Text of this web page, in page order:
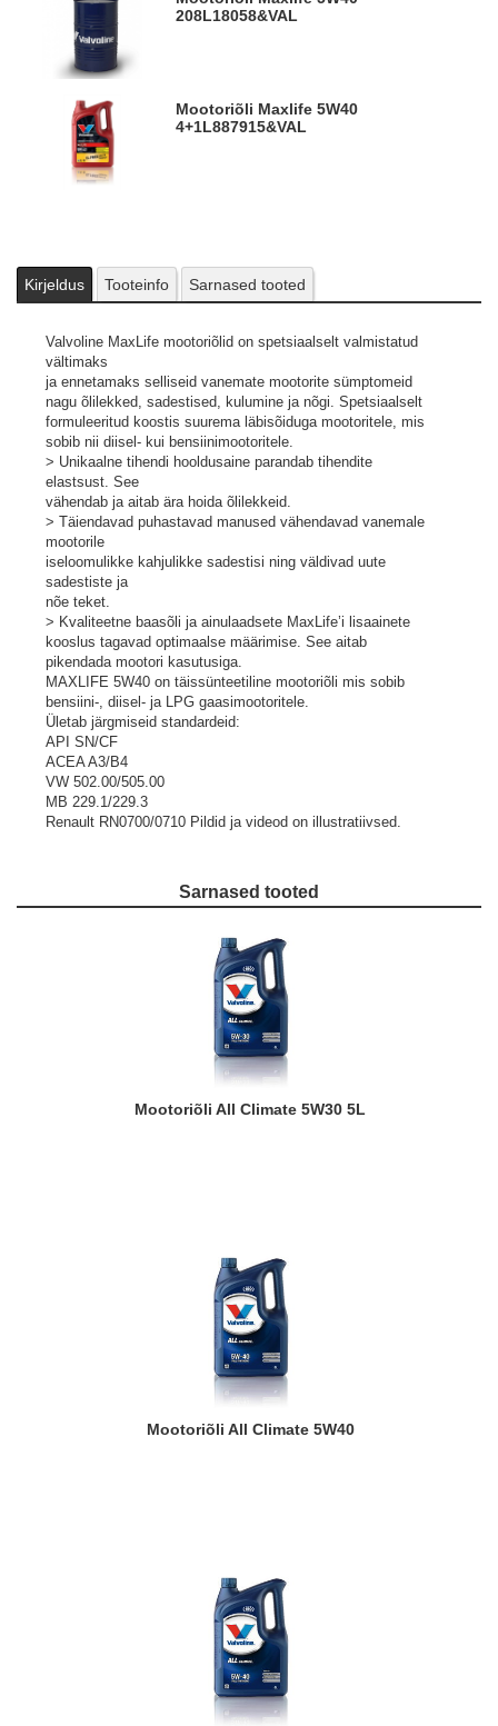
208L18058&VAL
Mootoriõli Maxlife 5W40
4+1L887915&VAL
Kirjeldus Tooteinfo Sarnased tooted
Valvoline MaxLife mootoriõlid on spetsiaalselt valmistatud
vältimaks
ja ennetamaks selliseid vanemate mootorite sümptomeid
nagu õlilekked, sadestised, kulumine ja nõgi. Spetsiaalselt
formuleeritud koostis suurema läbisõiduga mootoritele, mis
sobib nii diisel- kui bensiinimootoritele.
> Unikaalne tihendi hooldusaine parandab tihendite
elastsust. See
vähendab ja aitab ära hoida õlilekkeid.
> Täiendavad puhastavad manused vähendavad vanemale
mootorile
iseloomulikke kahjulikke sadestisi ning väldivad uute
sadestiste ja
nõe teket.
> Kvaliteetne baasõli ja ainulaadsete MaxLife’i lisaainete
kooslus tagavad optimaalse määrimise. See aitab
pikendada mootori kasutusiga.
MAXLIFE 5W40 on täissünteetiline mootoriõli mis sobib
bensiini-, diisel- ja LPG gaasimootoritele.
Ületab järgmiseid standardeid:
API SN/CF
ACEA A3/B4
VW 502.00/505.00
MB 229.1/229.3
Renault RN0700/0710 Pildid ja videod on illustratiivsed.
Sarnased tooted
Mootoriõli All Climate 5W30 5L
Mootoriõli All Climate 5W40